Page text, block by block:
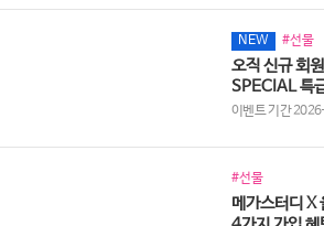
NEW #선물
오직 신규 회
SPECIAL 특
이벤트 기간
#선물
메가스터디 X